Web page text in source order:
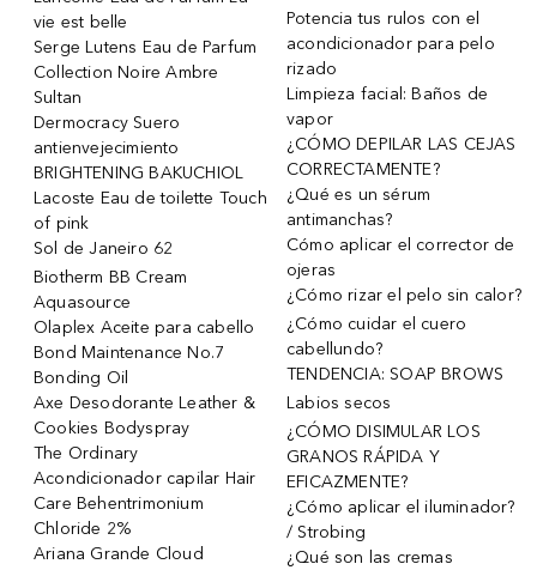
vie est belle
Serge Lutens Eau de Parfum
Collection Noire Ambre
Sultan
Dermocracy Suero
antienvejecimiento
BRIGHTENING BAKUCHIOL
Lacoste Eau de toilette Touch
of pink
Sol de Janeiro 62
Biotherm BB Cream
Aquasource
Olaplex Aceite para cabello
Bond Maintenance No.7
Bonding Oil
Axe Desodorante Leather &
Cookies Bodyspray
The Ordinary
Acondicionador capilar Hair
Care Behentrimonium
Chloride 2%
Ariana Grande Cloud
Potencia tus rulos con el
acondicionador para pelo
rizado
Limpieza facial: Baños de
vapor
¿CÓMO DEPILAR LAS CEJAS
CORRECTAMENTE?
¿Qué es un sérum
antimanchas?
Cómo aplicar el corrector de
ojeras
¿Cómo rizar el pelo sin calor?
¿Cómo cuidar el cuero
cabellundo?
TENDENCIA: SOAP BROWS
Labios secos
¿CÓMO DISIMULAR LOS
GRANOS RÁPIDA Y
EFICAZMENTE?
¿Cómo aplicar el iluminador?
/ Strobing
¿Qué son las cremas